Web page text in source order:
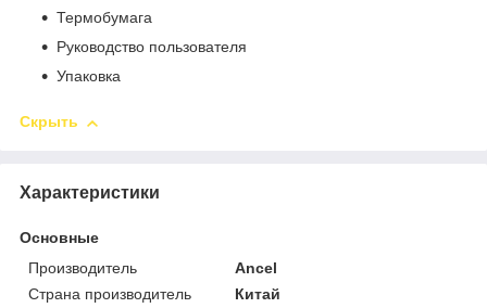
Термобумага
Руководство пользователя
Упаковка
Скрыть
Характеристики
Основные
Производитель
Ancel
Страна производитель
Китай